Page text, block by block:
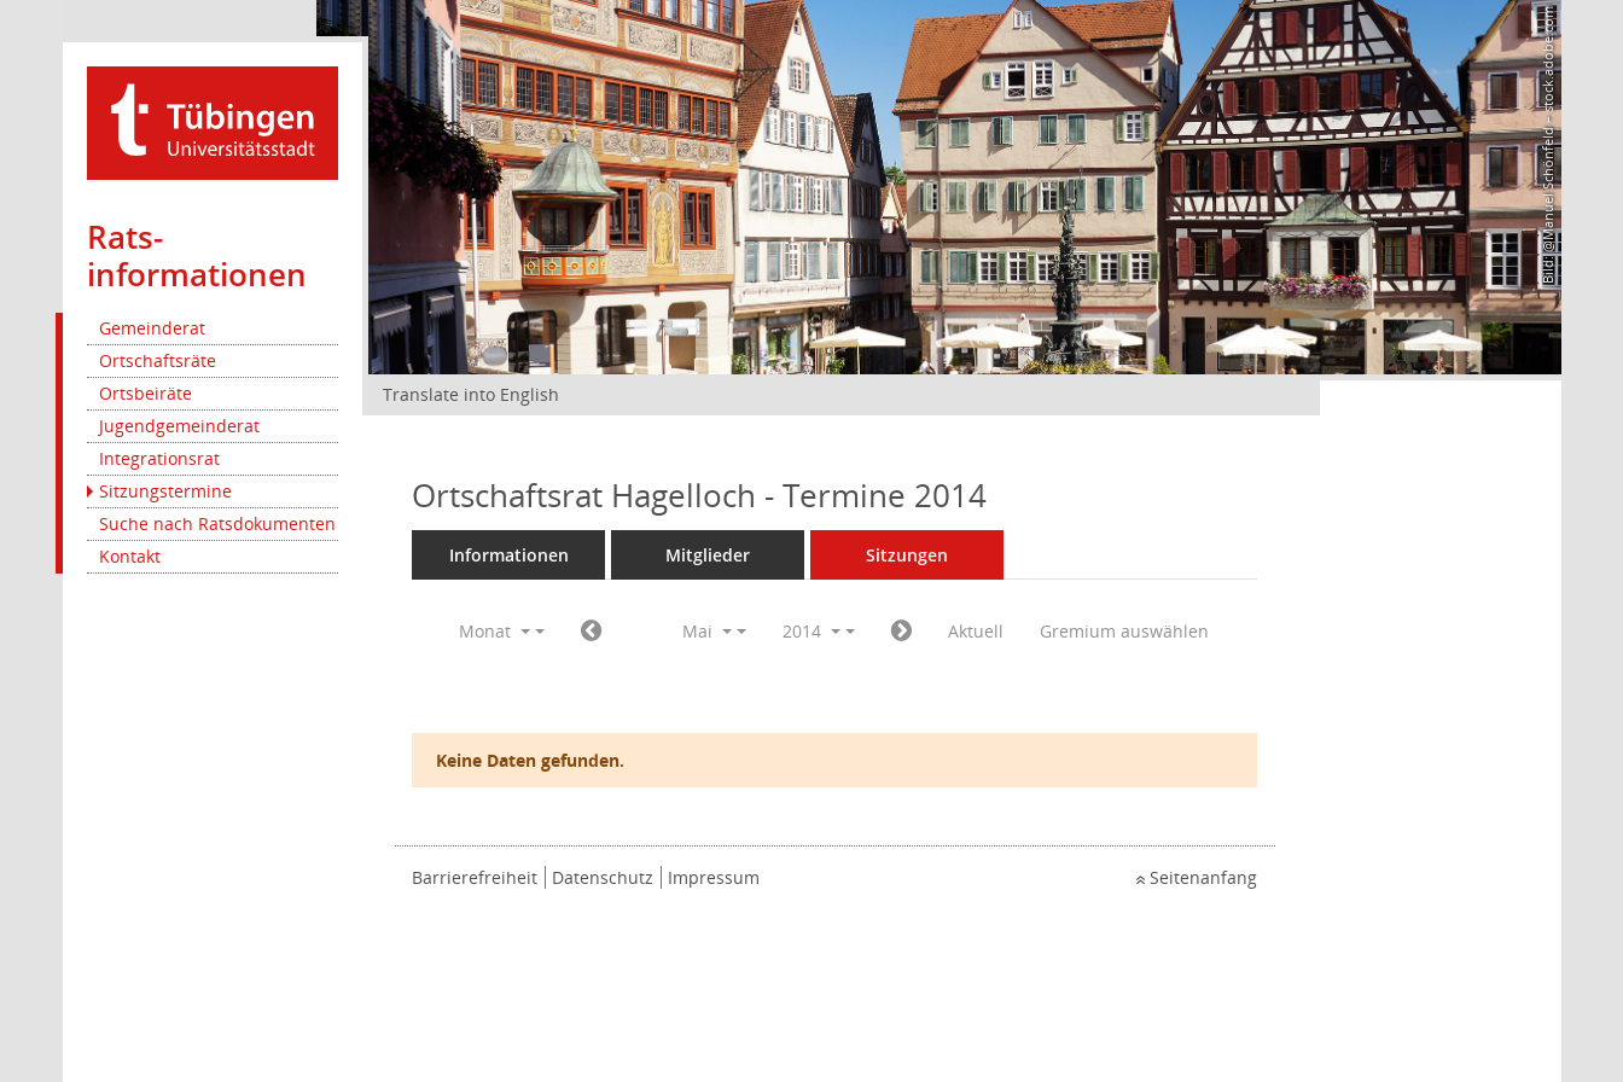
Rats­
informationen
Gemeinderat
Ortschaftsräte
Ortsbeiräte
Jugendgemeinderat
Integrationsrat
Sitzungstermine
Suche nach Ratsdokumenten
Kontakt
Bild: @Manuel Schönfeld – stock.adobe.com
Translate into English
Ortschaftsrat Hagelloch - Termine 2014
Informationen Mitglieder Sitzungen
Monat Mai 2014 Aktuell Gremium auswählen
Keine Daten gefunden.
Barrierefreiheit Datenschutz Impressum Seitenanfang